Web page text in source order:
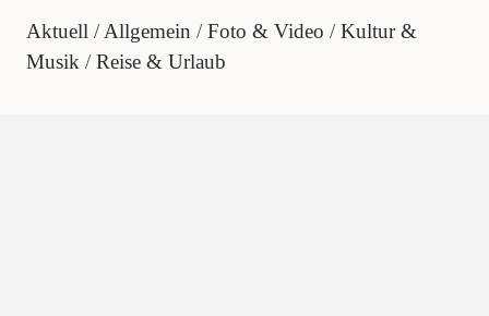
Aktuell Allgemein Foto & Video
Kultur &
Musik
Reise & Urlaub